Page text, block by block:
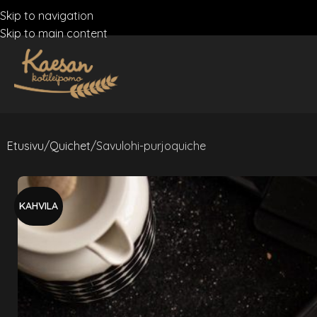
Skip to navigation
Skip to main content
Etusivu Quichet Savulohi-purjoquiche
KAHVILA